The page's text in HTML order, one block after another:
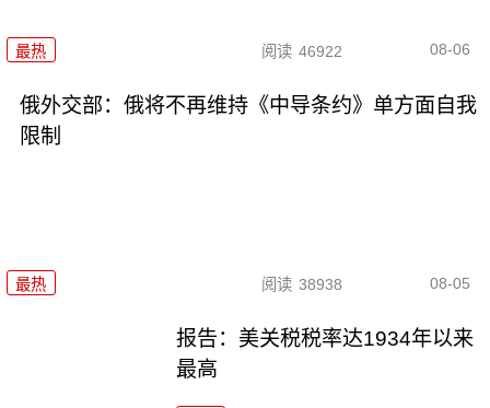
最热 阅读 46922 08-06
俄外交部：俄将不再维持《中导条约》单方面自我
限制
最热 阅读 38938 08-05
报告：美关税税率达1934年以来
最高